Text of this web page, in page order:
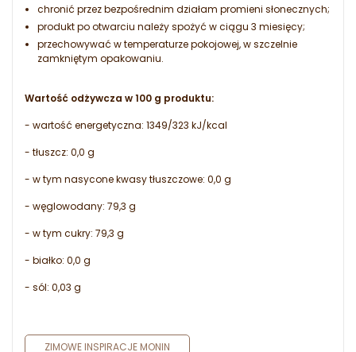
chronić przez bezpośrednim działam promieni słonecznych;
produkt po otwarciu należy spożyć w ciągu 3 miesięcy;
przechowywać w temperaturze pokojowej, w szczelnie
zamkniętym opakowaniu.
Wartość odżywcza w 100 g produktu:
- wartość energetyczna: 1349/323 kJ/kcal
- tłuszcz: 0,0 g
- w tym nasycone kwasy tłuszczowe: 0,0 g
- węglowodany: 79,3 g
- w tym cukry: 79,3 g
- białko: 0,0 g
- sól: 0,03 g
ZIMOWE INSPIRACJE MONIN